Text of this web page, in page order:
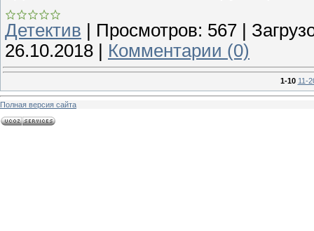
Детектив | Просмотров: 567 |
26.10.2018 | Комментарии (0)
1-10 11-
Полная версия сайта